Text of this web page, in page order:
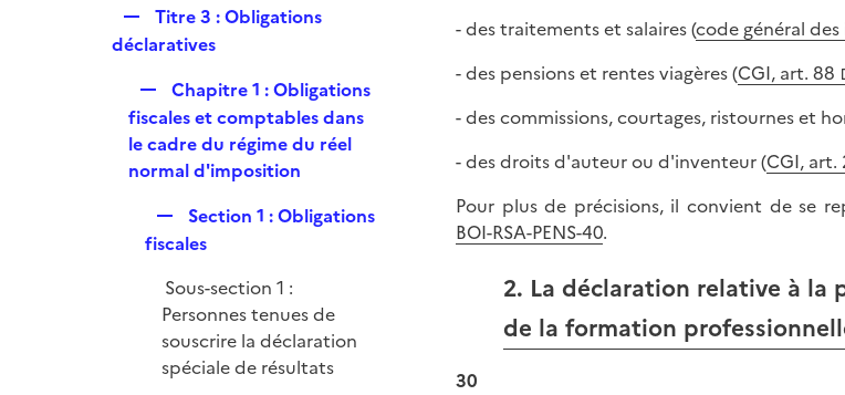
e
l
i
e
r
Titre 3 : Obligations
déclaratives
e
p
l
e
r
Chapitre 1 : Obligations
fiscales et comptables dans
le cadre du régime du réel
normal d'imposition
e
l
i
e
r
Section 1 : Obligations
fiscales
Sous-section 1 :
Personnes tenues de
souscrire la déclaration
spéciale de résultats
- des traitements et salaires (code général
- des pensions et rentes viagères (CGI, art. 88
- des commissions, courtages, ristournes et
- des droits d'auteur ou d'inventeur (CGI, art.
Pour plus de précisions, il convient de se
BOI-RSA-PENS-40.
2. La déclaration relative à
de la formation
30